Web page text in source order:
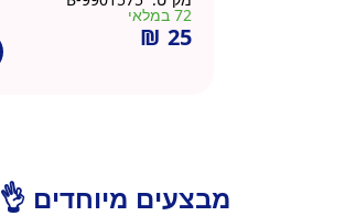
72 במלאי
₪ 25
מבצעים מיוחדים 👌